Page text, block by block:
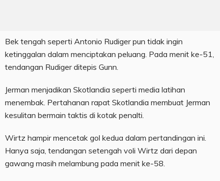
Bek tengah seperti Antonio Rudiger pun tidak ingin
ketinggalan dalam menciptakan peluang. Pada menit ke-51,
tendangan Rudiger ditepis Gunn.
Jerman menjadikan Skotlandia seperti media latihan
menembak. Pertahanan rapat Skotlandia membuat Jerman
kesulitan bermain taktis di kotak penalti.
Wirtz hampir mencetak gol kedua dalam pertandingan ini.
Hanya saja, tendangan setengah voli Wirtz dari depan
gawang masih melambung pada menit ke-58.